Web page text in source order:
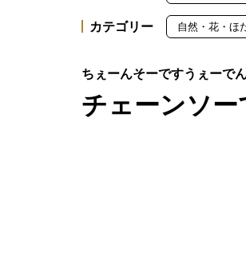
チェーンソ
カテゴリー 自然・花・ほ